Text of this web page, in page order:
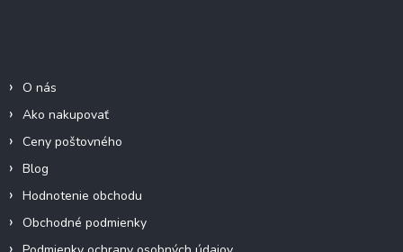
O nás
Ako nakupovať
Ceny poštovného
Blog
Hodnotenie obchodu
Obchodné podmienky